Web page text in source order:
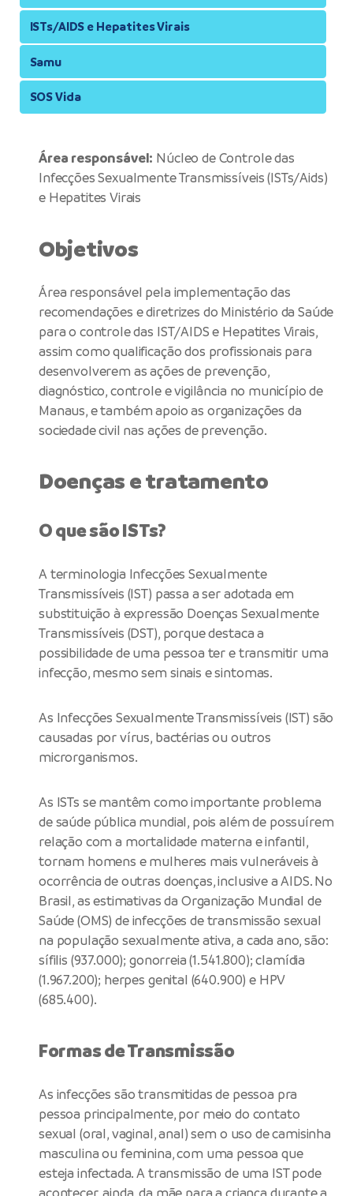
ISTs/AIDS e Hepatites Virais
Samu
SOS Vida
Área responsável: Núcleo de Controle das
Infecções Sexualmente Transmissíveis (ISTs/Aids)
e Hepatites Virais
Objetivos
Área responsável pela implementação das
recomendações e diretrizes do Ministério da Saúde
para o controle das IST/AIDS e Hepatites Virais,
assim como qualificação dos profissionais para
desenvolverem as ações de prevenção,
diagnóstico, controle e vigilância no município de
Manaus, e também apoio as organizações da
sociedade civil nas ações de prevenção.
Doenças e tratamento
O que são ISTs?
A terminologia Infecções Sexualmente
Transmissíveis (IST) passa a ser adotada em
substituição à expressão Doenças Sexualmente
Transmissíveis (DST), porque destaca a
possibilidade de uma pessoa ter e transmitir uma
infecção, mesmo sem sinais e sintomas.
As Infecções Sexualmente Transmissíveis (IST) são
causadas por vírus, bactérias ou outros
microrganismos.
As ISTs se mantêm como importante problema
de saúde pública mundial, pois além de possuírem
relação com a mortalidade materna e infantil,
tornam homens e mulheres mais vulneráveis à
ocorrência de outras doenças, inclusive a AIDS. No
Brasil, as estimativas da Organização Mundial de
Saúde (OMS) de infecções de transmissão sexual
na população sexualmente ativa, a cada ano, são:
sífilis (937.000); gonorreia (1.541.800); clamídia
(1.967.200); herpes genital (640.900) e HPV
(685.400).
Formas de Transmissão
As infecções são transmitidas de pessoa pra
pessoa principalmente, por meio do contato
sexual (oral, vaginal, anal) sem o uso de camisinha
masculina ou feminina, com uma pessoa que
esteja infectada. A transmissão de uma IST pode